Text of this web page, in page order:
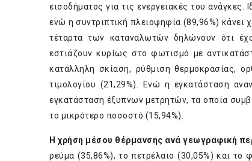
εισοδήματος για τις ενεργειακές του
ενώ η συντριπτική πλειοψηφία (89,96%) κάνει
τέταρτα των καταναλωτών δηλώνουν ότι
εστιάζουν κυρίως στο φωτισμό με
κατάλληλη σκίαση, ρύθμιση θερμοκρασίας,
τιμολογίου (21,29%). Ενώ η εγκατάσταση
εγκατάσταση έξυπνων μετρητών, τα οποία
το μικρότερο ποσοστό (15,94%).
Η χρήση μέσου θέρμανσης ανά γεωγραφική
ρεύμα (35,86%), το πετρέλαιο (30,05%) και